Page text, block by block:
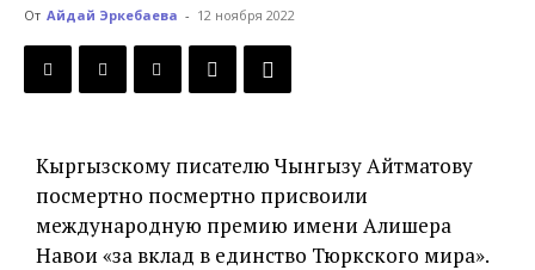
Кыргызстана
От Айдай Эркебаева - 12 ноября 2022
Кыргызскому писателю Чынгызу Айтматову
посмертно посмертно присвоили
международную премию имени Алишера
Навои «за вклад в единство Тюркского мира».